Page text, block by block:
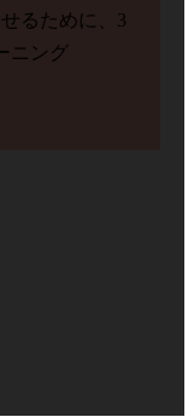
るために、3
ニング